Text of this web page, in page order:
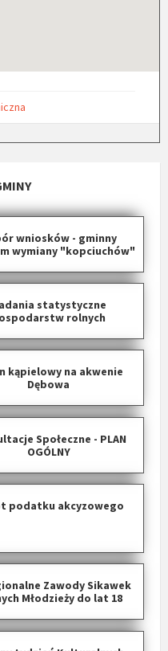
wniosków - gminny
wymiany "kopciuchów"
statystyczne
rolnych
kąpielowy na akwenie
Dębowa
Społeczne - PLAN
OGÓLNY
podatku akcyzowego
Zawody Sikawek
Młodzieży do lat 18